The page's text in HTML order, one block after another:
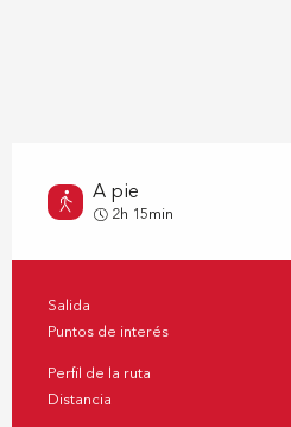
A pie
2h 15min
Información práctica
Salida
Puntos de interés
Perfil de la ruta
Distancia